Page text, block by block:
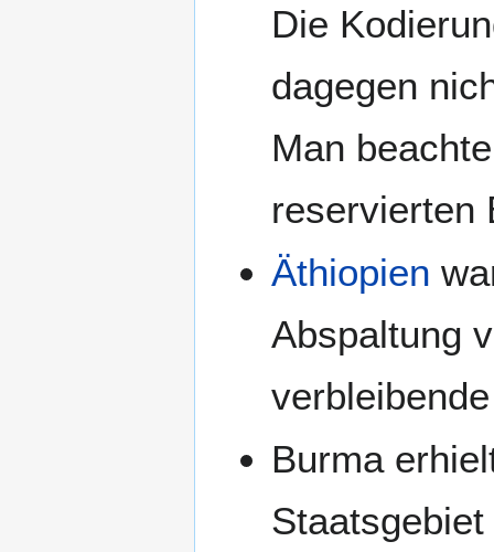
Die
dagegen
Man
reservierten
Äthiopien
Abspaltung
Burma